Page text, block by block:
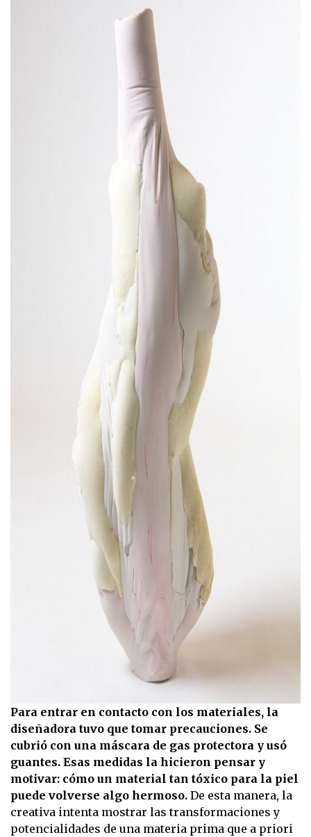
Para entrar en contacto con los materiales, la
diseñadora tuvo que tomar precauciones. Se
cubrió con una máscara de gas protectora y usó
guantes. Esas medidas la hicieron pensar y
motivar: cómo un material tan tóxico para la piel
puede volverse algo hermoso. De esta manera, la
creativa intenta mostrar las transformaciones y
potencialidades de una materia prima que a priori